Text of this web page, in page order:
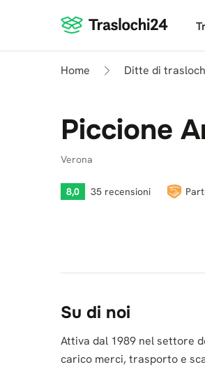
Home Ditte di
Piccione
Verona
8,0 35 recensioni
Su di noi
Attiva dal 1989 nel settore
carico merci, trasporto e